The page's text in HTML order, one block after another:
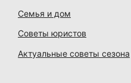
Семья и дом
Советы юристов
Актуальные советы сезона